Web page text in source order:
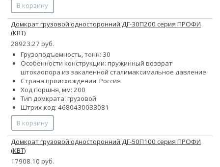
В корзину
Домкрат грузовой односторонний ДГ-30П200 серия ПРОФИ
(КВТ)
28923.27 руб.
Грузоподъемность, тонн: 30
Особенности конструкции: пружинный возврат
штокаопора из закаленной сталимаксимальное давление
Страна происхождения: Россия
Ход поршня, мм: 200
Тип домкрата: грузовой
Штрих-код: 4680430033081
В корзину
Домкрат грузовой односторонний ДГ-50П100 серия ПРОФИ
(КВТ)
17908.10 руб.